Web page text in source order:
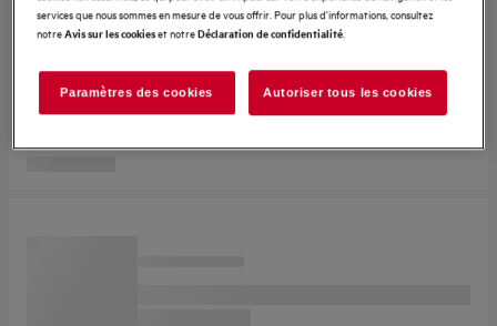
services que nous sommes en mesure de vous offrir. Pour plus d'informations, consultez
notreAvis sur les cookieset notreDéclaration de confidentialité
Paramètres des cookies Autoriser tous les cookies